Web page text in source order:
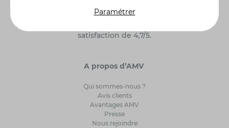
Scooter. AMV Assurance Moto sur 5250 clients
interrogés par Avis Vérifiés, AMV obtient une note de
satisfaction de 4,7/5.
A propos d’AMV
Qui sommes-nous ?
Avis clients
Avantages AMV
Presse
Nous rejoindre
Paramétrer